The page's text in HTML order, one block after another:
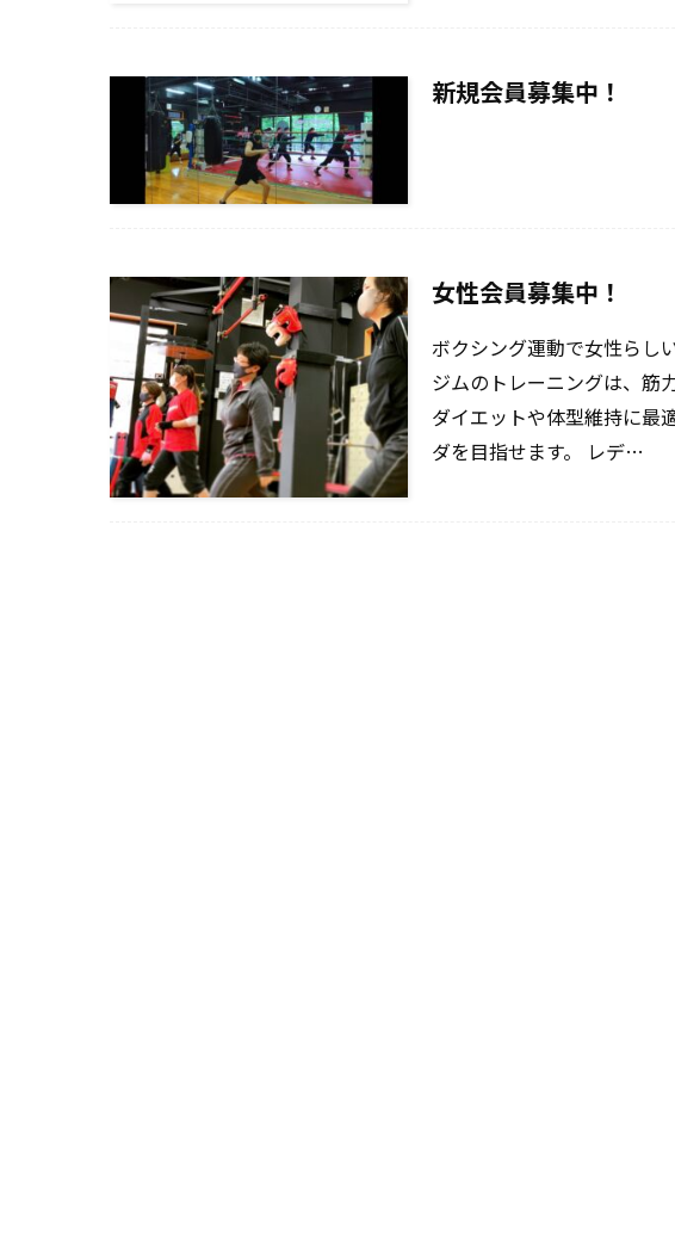
新規会員募集中！
女性会員募集中！
ボクシング運動で女性らし
ジムのトレーニングは、筋
ダイエットや体型維持に最
ダを目指せます。 レデ…